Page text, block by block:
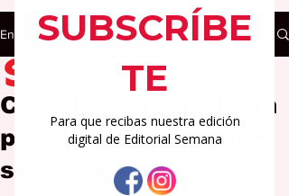
Entrada
Cuando el dolor de un
pueblo también debe
ser el nuestro